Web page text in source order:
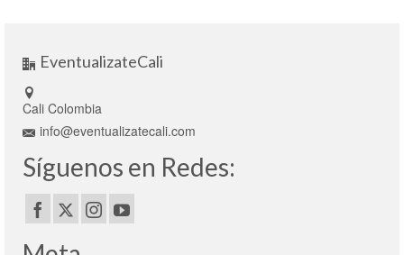
EventualizateCali
Cali Colombia
info@eventualizatecali.com
Síguenos en Redes: